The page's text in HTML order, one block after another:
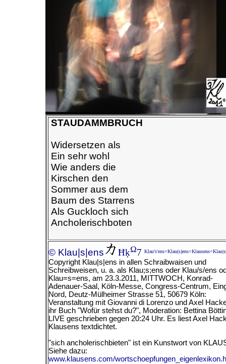
STAUDAMMBRUCH
Widersetzen als
Ein sehr wohl
Wie anders die
Kirschen den
Sommer aus dem
Baum des Starrens
Als Guckloch sich
Ancholerischboten
© Klau|s|ens ĦķΩ7
Copyright Klau|s|ens in allen Schraibwaisen und
Schreibweisen, u. a. als Klau;s;ens oder Klau/s/ens
Klau=s=ens, am 23.3.2011, MITTWOCH, Konrad-
Adenauer-Saal, Köln-Messe, Congress-Centrum,
Nord, Deutz-Mülheimer Strasse 51, 50679 Köln:
Veranstaltung mit Giovanni di Lorenzo und Axel
ihr Buch "Wofür stehst du?", Moderation: Bettina
LIVE geschrieben gegen 20:24 Uhr. Es liest Axel
Klausens textdichtet.
"sich ancholerischbieten" ist ein Kunstwort von
Siehe dazu:
www.klausens.com/